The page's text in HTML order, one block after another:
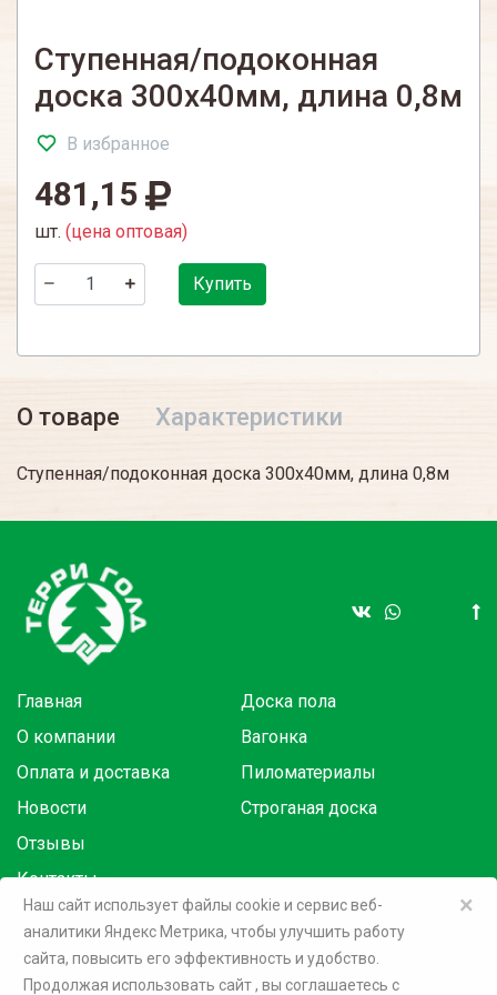
Ступенная/подоконная
доска 300х40мм, длина 0,8м
В избранное
481,15
шт. (цена оптовая)
Купить
О товаре Характеристики
Ступенная/подоконная доска 300х40мм, длина 0,8м
Главная
О компании
Оплата и доставка
Новости
Отзывы
Контакты
Доска пола
Вагонка
Пиломатериалы
Строганая доска
Товары в розницу на маркетплейсах:
×
Наш сайт использует файлы cookie и сервис веб-
аналитики Яндекс Метрика, чтобы улучшить работу
сайта, повысить его эффективность и удобство.
Продолжая использовать сайт, вы соглашаетесь c